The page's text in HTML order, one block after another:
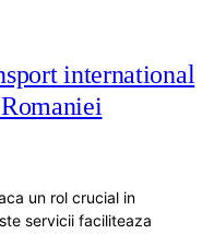
international
un rol crucial in
servicii faciliteaza